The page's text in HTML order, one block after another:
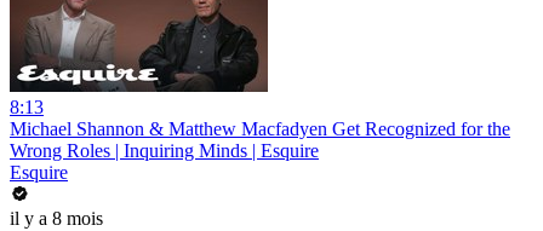
8:13
Michael Shannon & Matthew Macfadyen Get Recognized for the
Wrong Roles | Inquiring Minds | Esquire
Esquire
il y a 8 mois